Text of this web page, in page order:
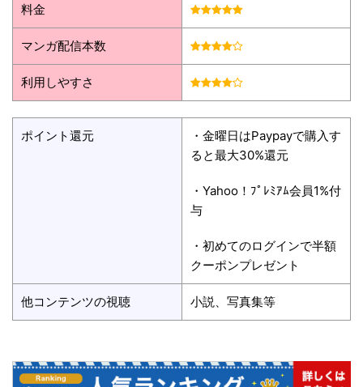
料金
マンガ配信本数
利用しやすさ
ポイント還元
・金曜日はPaypayで購入す
ると最大30%還元
・Yahoo！ﾌﾟﾚﾐｱﾑ会員1%付
与
・初めてのログインで半額
クーポンプレゼント
他コンテンツの視聴 小説、写真集等